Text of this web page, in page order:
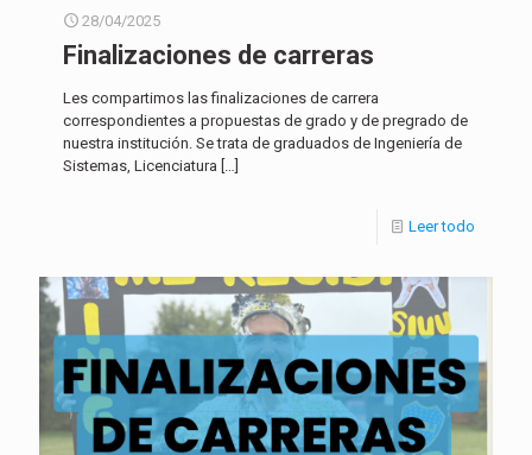
28/04/2025
Finalizaciones de carreras
Les compartimos las finalizaciones de carrera
correspondientes a propuestas de grado y de pregrado de
nuestra institución. Se trata de graduados de Ingeniería de
Sistemas, Licenciatura […]
Leer todo